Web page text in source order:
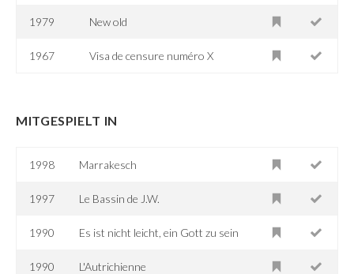
1979 New old
1967 Visa de censure numéro X
MITGESPIELT IN
1998 Marrakesch
1997 Le Bassin de J.W.
1990 Es ist nicht leicht, ein Gott zu sein
1990 L'Autrichienne